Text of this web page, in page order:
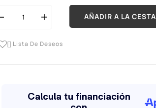
AÑADIR A LA CESTA
 Lista De Deseos